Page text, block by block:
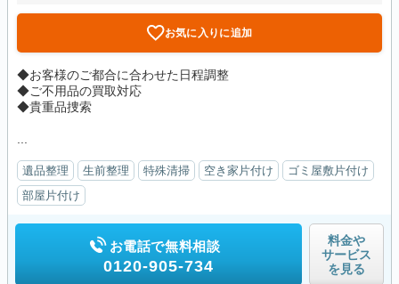
お気に入りに追加
◆お客様のご都合に合わせた日程調整
◆ご不用品の買取対応
◆貴重品捜索
遺品整理 生前整理 特殊清掃 空き家片付け
ゴミ屋敷片付け
部屋片付け
お電話で無料相談
0120-905-734
料金や
サービス
を見る